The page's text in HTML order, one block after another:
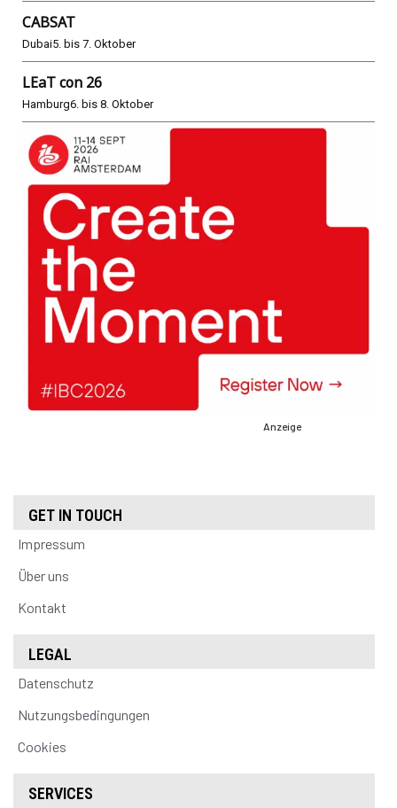
CABSAT
Dubai5. bis 7. Oktober
LEaT con 26
Hamburg6. bis 8. Oktober
Anzeige
GET IN TOUCH
Impressum
Über uns
Kontakt
LEGAL
Datenschutz
Nutzungsbedingungen
Cookies
SERVICES